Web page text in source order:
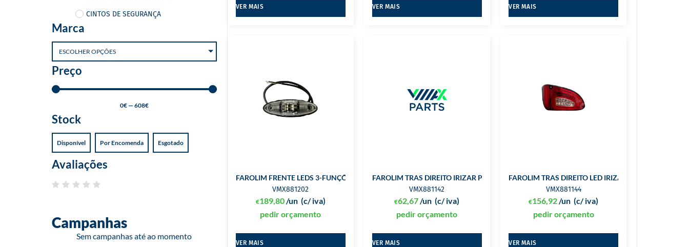
CINTOS DE SEGURANÇA
PORTA REVISTAS
CARROÇARIA
CHAVES E TAMPAS
ELEVADORES VIDRO
FECHOS E FECHADURAS
FIBRAS
SIST. E ACESS. LIMPA PÁRA-BRISAS
ESPELHOS RETROVISORES
Marca
ESCOLHER OPÇÕES
Preço
0€—608€
Stock
Disponível Por Encomenda Esgotado
Avaliações
Campanhas
Sem campanhas até ao momento
VER MAIS VER MAIS VER MAIS
FAROLIM FRENTE LEDS 3-FUNÇÕES 9-30V
VMX881202
€189,80 (c/ iva)
/un
pedir orçamento
VER MAIS
FAROLIM TRAS DIREITO IRIZAR PB
VMX881142
€62,67 (c/ iva)
/un
pedir orçamento
VER MAIS
FAROLIM TRAS DIREITO LED IRIZAR PB
VMX881144
€156,92 (c/ iva)
/un
pedir orçamento
VER MAIS